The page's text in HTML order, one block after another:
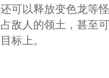
可以释放变色龙等
敌人的领土，甚至
标上。